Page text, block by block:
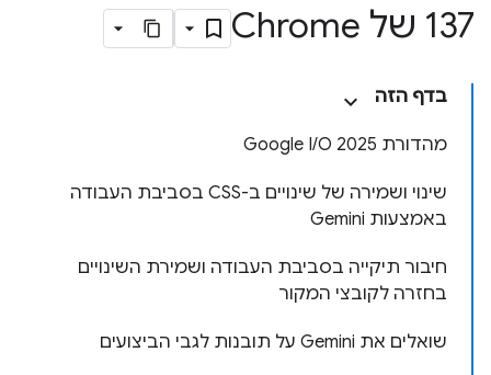
137 של Chrome
בדף הזה
מהדורת Google I/O 2025
שינוי ושמירה של שינויים ב-CSS בסביבת העבודה
באמצעות Gemini
חיבור תיקייה בסביבת העבודה ושמירת השינויים
בחזרה לקובצי המקור
שואלים את Gemini על תובנות לגבי הביצועים